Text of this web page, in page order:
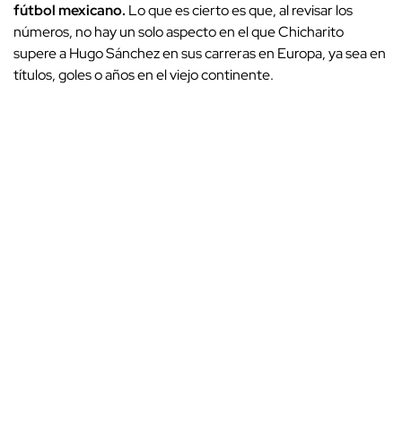
fútbol mexicano. Lo que es cierto es que, al revisar los
números, no hay un solo aspecto en el que Chicharito
supere a Hugo Sánchez en sus carreras en Europa, ya sea en
títulos, goles o años en el viejo continente.